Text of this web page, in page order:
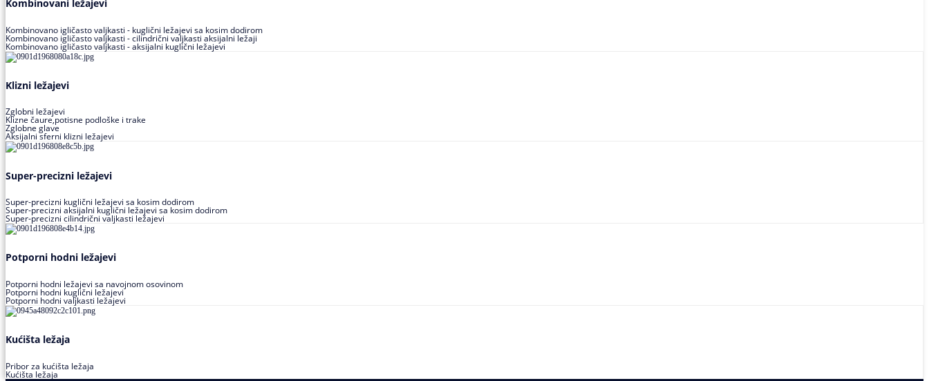
Kombinovani ležajevi
Kombinovano igličasto valjkasti - kuglični ležajevi sa kosim dodirom
Kombinovano igličasto valjkasti - cilindrični valjkasti aksijalni ležaji
Kombinovano igličasto valjkasti - aksijalni kuglični ležajevi
Klizni ležajevi
Zglobni ležajevi
Klizne čaure,potisne podloške i trake
Zglobne glave
Aksijalni sferni klizni ležajevi
Super-precizni ležajevi
Super-precizni kuglični ležajevi sa kosim dodirom
Super-precizni aksijalni kuglični ležajevi sa kosim dodirom
Super-precizni cilindrični valjkasti ležajevi
Potporni hodni ležajevi
Potporni hodni ležajevi sa navojnom osovinom
Potporni hodni kuglični ležajevi
Potporni hodni valjkasti ležajevi
Kućišta ležaja
Pribor za kućišta ležaja
Kućišta ležaja